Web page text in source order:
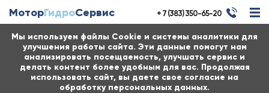
Мы используем файлы Cookie и системы аналитики для
улучшения работы сайта. Эти данные помогут нам
анализировать посещаемость, улучшать сервис и
делать контент более удобным для вас. Продолжая
использовать сайт, вы даете свое согласие на
обработку персональных данных.
МоторГидроСервис + 7 (383) 350-65-20